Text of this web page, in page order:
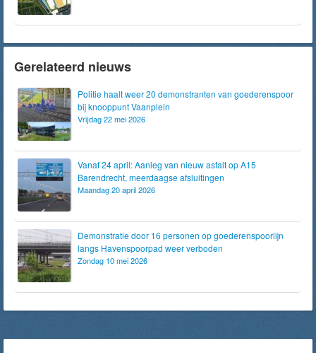
Gerelateerd nieuws
Politie haalt weer 20 demonstranten van goederenspoor
bij knooppunt Vaanplein
Vrijdag 22 mei 2026
Vanaf 24 april: Aanleg van nieuw asfalt op A15
Barendrecht, meerdaagse afsluitingen
Maandag 20 april 2026
Demonstratie door 16 personen op goederenspoorlijn
langs Havenspoorpad weer verboden
Zondag 10 mei 2026